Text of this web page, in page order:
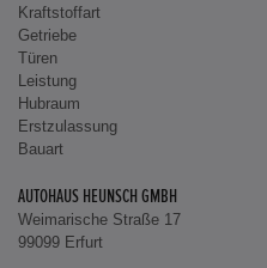
Kraftstoffart
Getriebe
Türen
Leistung
Hubraum
Erstzulassung
Bauart
AUTOHAUS HEUNSCH GMBH
Weimarische Straße 17
99099 Erfurt